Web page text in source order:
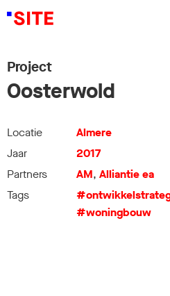
Project
Oosterwold
Locatie
Almere
Jaar
2017
Partners
AM, Alliantie ea
Tags
#woningbouw